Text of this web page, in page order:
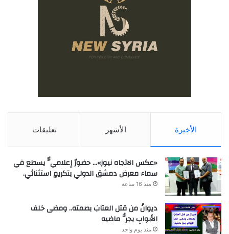
الأخيرة الأشهر تعليقات
«عكس الاتجاه نيوز»… حضورٌ إعلاميٌّ يسطع في
سماء معرض دمشق الدولي بتكريمٍ استثنائي.
منذ 16 ساعة
ديوانُ من قتل العتابَ بصمته.. ومضى خلف
الأبوابِ يجرُّ ماضيه
منذ يوم واحد